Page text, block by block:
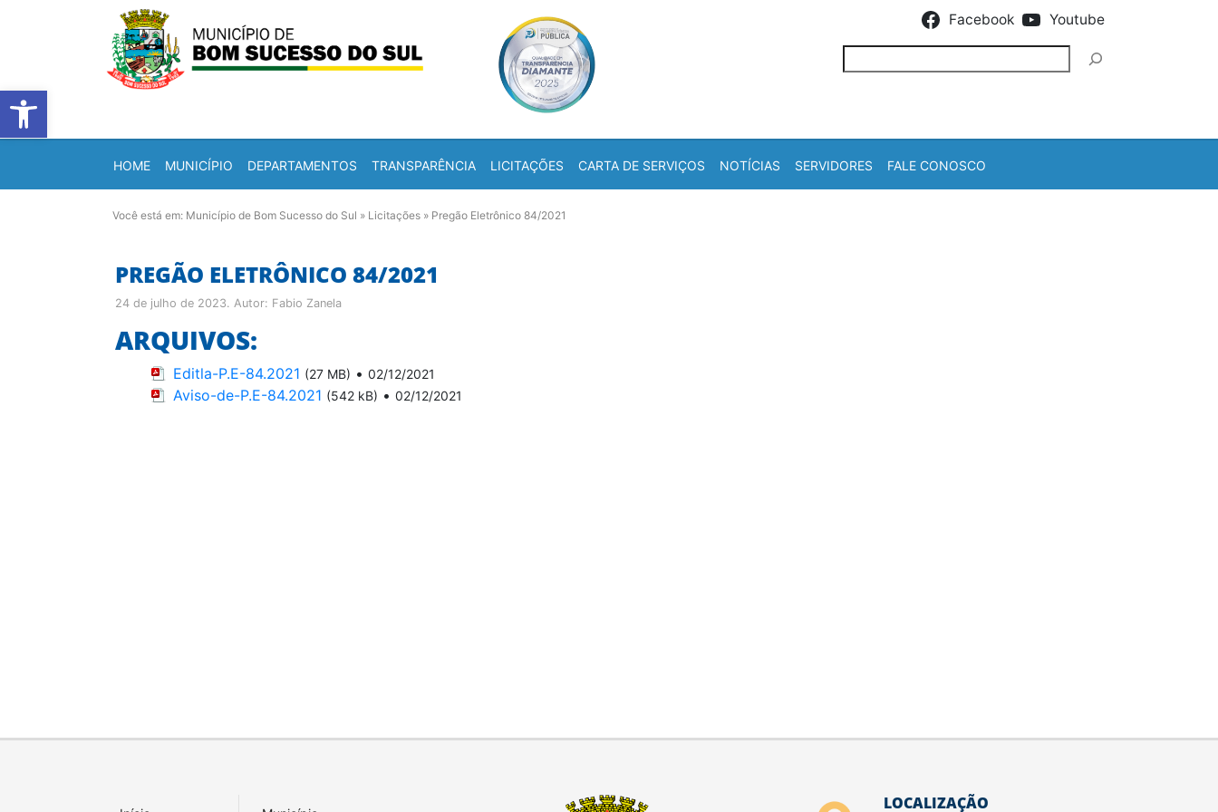
Barra de Ferramentas Aberta
Facebook Youtube
HOME MUNICÍPIO DEPARTAMENTOS TRANSPARÊNCIA LICITAÇÕES CARTA DE SERVIÇOS NOTÍCIAS SERVIDORES FALE CONOSCO
Você está em: Município de Bom Sucesso do Sul » Licitações » Pregão Eletrônico 84/2021
PREGÃO ELETRÔNICO 84/2021
24 de julho de 2023. Autor: Fabio Zanela
ARQUIVOS:
Editla-P.E-84.2021 (27 MB) • 02/12/2021
Aviso-de-P.E-84.2021 (542 kB) • 02/12/2021
LOCALIZAÇÃO